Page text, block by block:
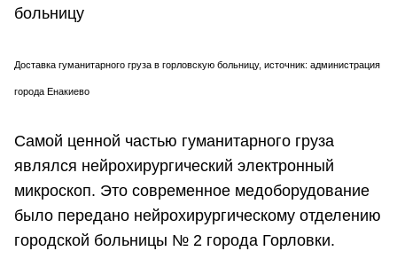
Доставка гуманитарного груза в горловскую больницу, источник: администрация
города Енакиево
Самой ценной частью гуманитарного груза
являлся нейрохирургический электронный
микроскоп. Это современное медоборудование
было передано нейрохирургическому отделению
городской больницы № 2 города Горловки.